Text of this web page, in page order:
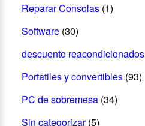
Reparar Consolas (1)
Software (30)
descuento reacondicionados
Portatiles y convertibles (93)
PC de sobremesa (34)
Sin categorizar (5)